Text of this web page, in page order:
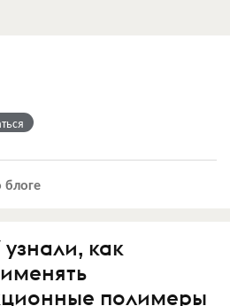
блоге
как
полимеры